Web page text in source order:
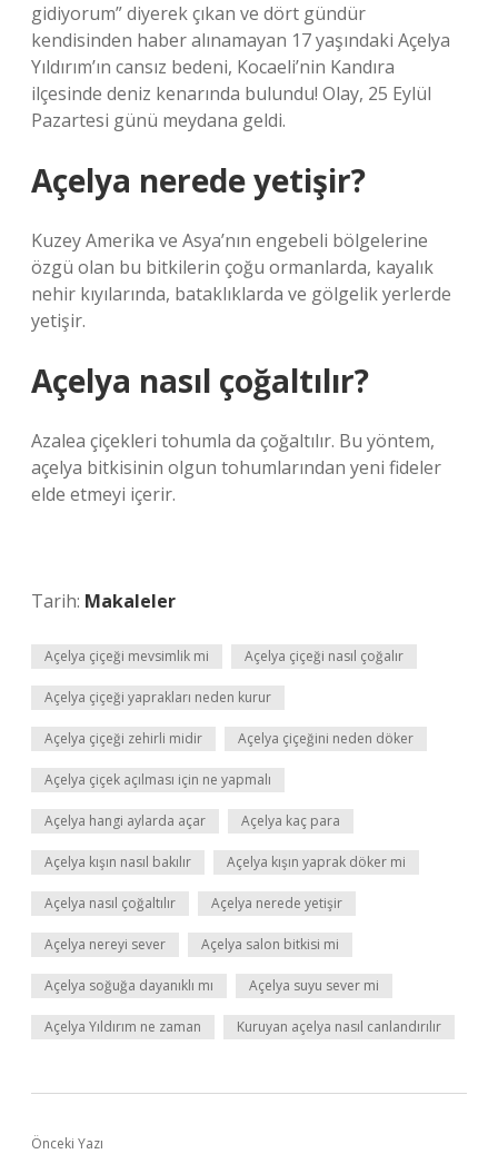
gidiyorum” diyerek çıkan ve dört gündür
kendisinden haber alınamayan 17 yaşındaki Açelya
Yıldırım’ın cansız bedeni, Kocaeli’nin Kandıra
ilçesinde deniz kenarında bulundu! Olay, 25 Eylül
Pazartesi günü meydana geldi.
Açelya nerede yetişir?
Kuzey Amerika ve Asya’nın engebeli bölgelerine
özgü olan bu bitkilerin çoğu ormanlarda, kayalık
nehir kıyılarında, bataklıklarda ve gölgelik yerlerde
yetişir.
Açelya nasıl çoğaltılır?
Azalea çiçekleri tohumla da çoğaltılır. Bu yöntem,
açelya bitkisinin olgun tohumlarından yeni fideler
elde etmeyi içerir.
Tarih: Makaleler
Açelya çiçeği mevsimlik mi Açelya çiçeği nasıl çoğalır
Açelya çiçeği yaprakları neden kurur
Açelya çiçeği zehirli midir Açelya çiçeğini neden döker
Açelya çiçek açılması için ne yapmalı
Açelya hangi aylarda açar Açelya kaç para
Açelya kışın nasıl bakılır Açelya kışın yaprak döker mi
Açelya nasıl çoğaltılır Açelya nerede yetişir
Açelya nereyi sever Açelya salon bitkisi mi
Açelya soğuğa dayanıklı mı Açelya suyu sever mi
Açelya Yıldırım ne zaman Kuruyan açelya nasıl canlandırılır
Önceki Yazı